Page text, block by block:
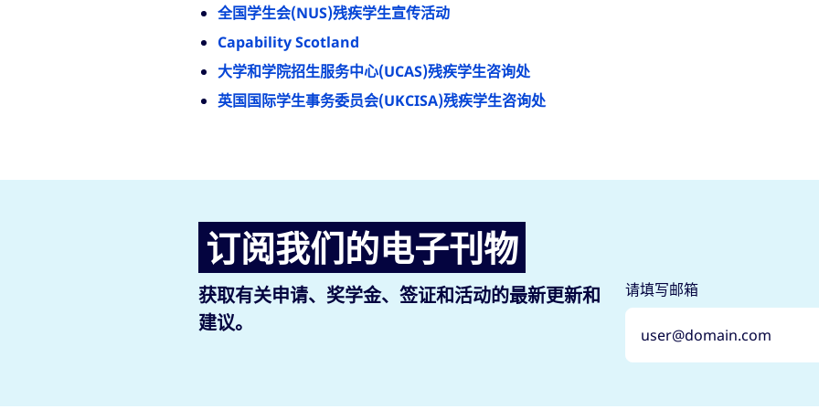
全国学生会(NUS)残疾学生宣传活动
Capability Scotland
大学和学院招生服务中心(UCAS)残疾学生咨询处
英国国际学生事务委员会(UKCISA)残疾学生咨询处
订阅我们的电子刊物
获取有关申请、奖学金、签证和活动的最新更新和
建议。
请填写邮箱